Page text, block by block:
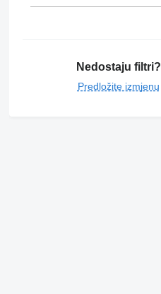
Nedostaju filtri?
Predložite izmjenu